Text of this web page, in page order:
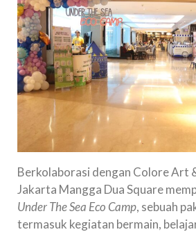
Berkolaborasi dengan Colore Art
Jakarta Mangga Dua Square
Under The Sea Eco Camp, sebuah
termasuk kegiatan bermain,